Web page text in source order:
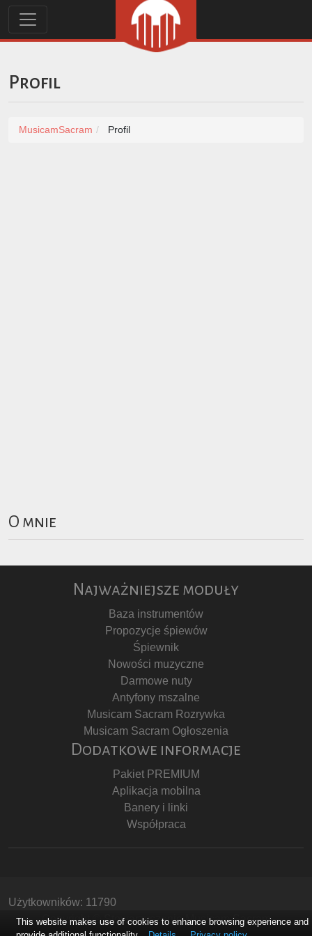
Profil
MusicamSacram Profil
O mnie
Najważniejsze moduły
Baza instrumentów
Propozycje śpiewów
Śpiewnik
Nowości muzyczne
Darmowe nuty
Antyfony mszalne
Musicam Sacram Rozrywka
Musicam Sacram Ogłoszenia
Dodatkowe informacje
Pakiet PREMIUM
Aplikacja mobilna
Banery i linki
Współpraca
Użytkowników: 11790
Copyright © Stowarzyszenie Musicam Sacram
This website makes use of cookies to enhance browsing experience and